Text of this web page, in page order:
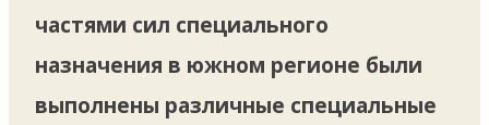
частями сил специального
назначения в южном регионе были
выполнены различные специальные